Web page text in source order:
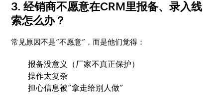
3. 经销商不愿意在CRM里报备、录入线
索怎么办？
常见原因不是“不愿意”，而是他们觉得：
报备没意义（厂家不真正保护）
操作太复杂
担心信息被“拿走给别人做”